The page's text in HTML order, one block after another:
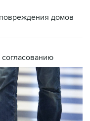
домов